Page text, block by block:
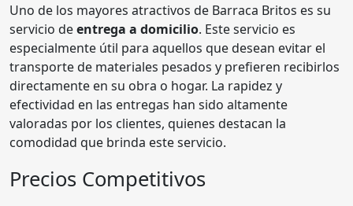
Uno de los mayores atractivos de Barraca Britos es su
servicio deentrega a domicilio. Este servicio es
especialmente útil para aquellos que desean evitar el
transporte de materiales pesados y prefieren recibirlos
directamente en su obra o hogar. La rapidez y
efectividad en las entregas han sido altamente
valoradas por los clientes, quienes destacan la
comodidad que brinda este servicio.
Precios Competitivos